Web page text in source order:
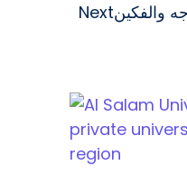
Next